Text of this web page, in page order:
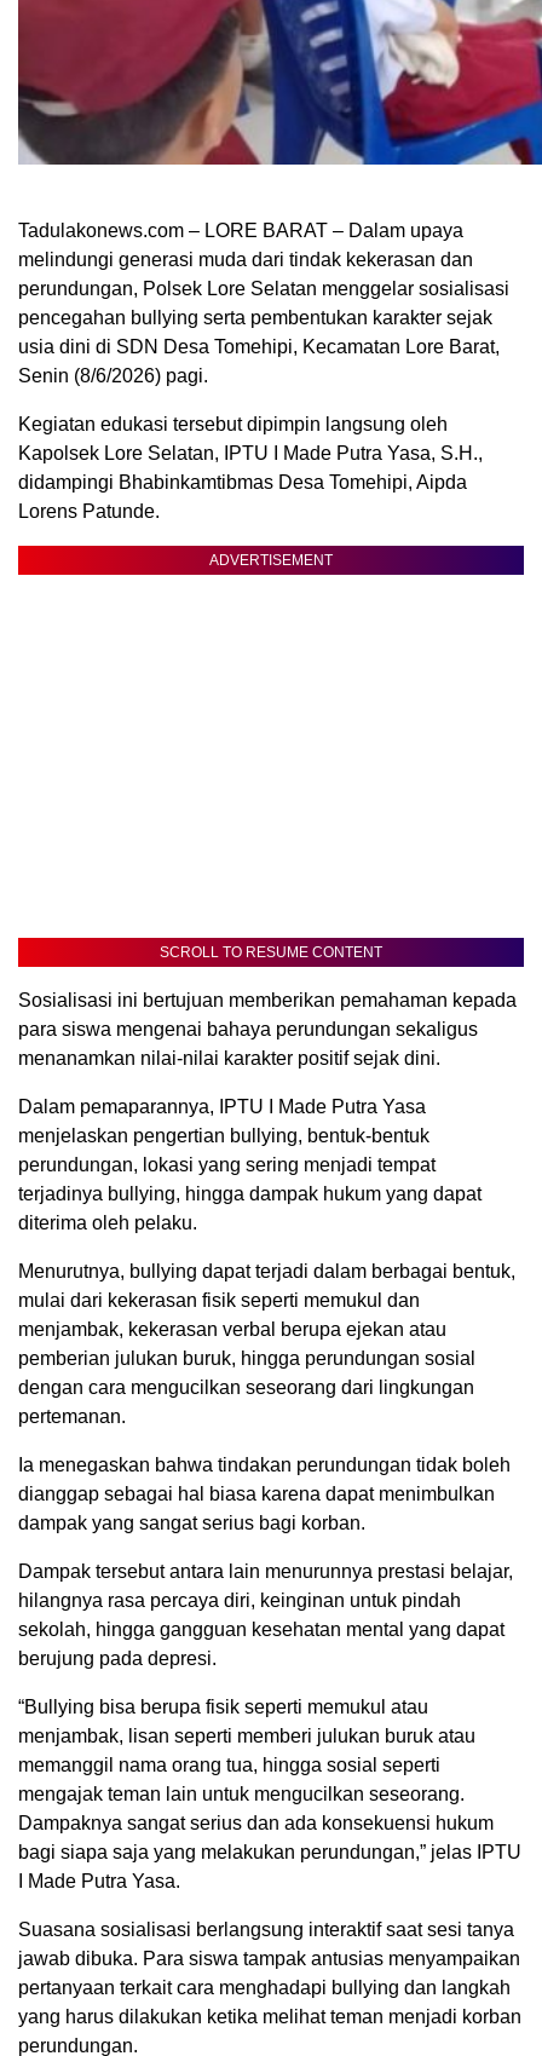
Tadulakonews.com – LORE BARAT – Dalam upaya
melindungi generasi muda dari tindak kekerasan dan
perundungan, Polsek Lore Selatan menggelar sosialisasi
pencegahan bullying serta pembentukan karakter sejak
usia dini di SDN Desa Tomehipi, Kecamatan Lore Barat,
Senin (8/6/2026) pagi.
Kegiatan edukasi tersebut dipimpin langsung oleh
Kapolsek Lore Selatan, IPTU I Made Putra Yasa, S.H.,
didampingi Bhabinkamtibmas Desa Tomehipi, Aipda
Lorens Patunde.
ADVERTISEMENT
SCROLL TO RESUME CONTENT
Sosialisasi ini bertujuan memberikan pemahaman kepada
para siswa mengenai bahaya perundungan sekaligus
menanamkan nilai-nilai karakter positif sejak dini.
Dalam pemaparannya, IPTU I Made Putra Yasa
menjelaskan pengertian bullying, bentuk-bentuk
perundungan, lokasi yang sering menjadi tempat
terjadinya bullying, hingga dampak hukum yang dapat
diterima oleh pelaku.
Menurutnya, bullying dapat terjadi dalam berbagai bentuk,
mulai dari kekerasan fisik seperti memukul dan
menjambak, kekerasan verbal berupa ejekan atau
pemberian julukan buruk, hingga perundungan sosial
dengan cara mengucilkan seseorang dari lingkungan
pertemanan.
Ia menegaskan bahwa tindakan perundungan tidak boleh
dianggap sebagai hal biasa karena dapat menimbulkan
dampak yang sangat serius bagi korban.
Dampak tersebut antara lain menurunnya prestasi belajar,
hilangnya rasa percaya diri, keinginan untuk pindah
sekolah, hingga gangguan kesehatan mental yang dapat
berujung pada depresi.
“Bullying bisa berupa fisik seperti memukul atau
menjambak, lisan seperti memberi julukan buruk atau
memanggil nama orang tua, hingga sosial seperti
mengajak teman lain untuk mengucilkan seseorang.
Dampaknya sangat serius dan ada konsekuensi hukum
bagi siapa saja yang melakukan perundungan,” jelas IPTU
I Made Putra Yasa.
Suasana sosialisasi berlangsung interaktif saat sesi tanya
jawab dibuka. Para siswa tampak antusias menyampaikan
pertanyaan terkait cara menghadapi bullying dan langkah
yang harus dilakukan ketika melihat teman menjadi korban
perundungan.